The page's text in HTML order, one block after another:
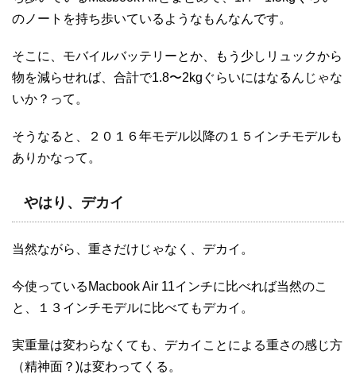
のノートを持ち歩いているようなもんなんです。
そこに、モバイルバッテリーとか、もう少しリュックから
物を減らせれば、合計で1.8〜2kgぐらいにはなるんじゃな
いか？って。
そうなると、２０１６年モデル以降の１５インチモデルも
ありかなって。
やはり、デカイ
当然ながら、重さだけじゃなく、デカイ。
今使っているMacbook Air 11インチに比べれば当然のこ
と、１３インチモデルに比べてもデカイ。
実重量は変わらなくても、デカイことによる重さの感じ方
（精神面？)は変わってくる。